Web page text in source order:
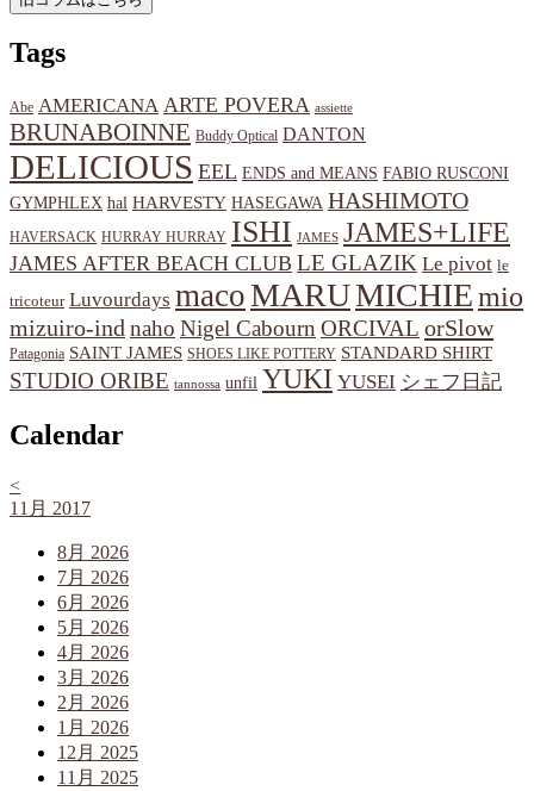
Tags
Abe AMERICANA ARTE POVERA assiette
BRUNABOINNE Buddy Optical DANTON
DELICIOUS EEL ENDS and MEANS FABIO RUSCONI
GYMPHLEX hal HARVESTY HASEGAWA HASHIMOTO
HAVERSACK HURRAY HURRAY ISHI JAMES JAMES+LIFE
JAMES AFTER BEACH CLUB LE GLAZIK Le pivot le
tricoteur Luvourdays macoMARUMICHIEmio
mizuiro-indnaho Nigel Cabourn ORCIVAL orSlow
Patagonia SAINT JAMES SHOES LIKE POTTERY STANDARD SHIRT
STUDIO ORIBE tannossa unfil YUKI YUSEI シェフ日記
Calendar
<
11月 2017
8月 2026
7月 2026
6月 2026
5月 2026
4月 2026
3月 2026
2月 2026
1月 2026
12月 2025
11月 2025